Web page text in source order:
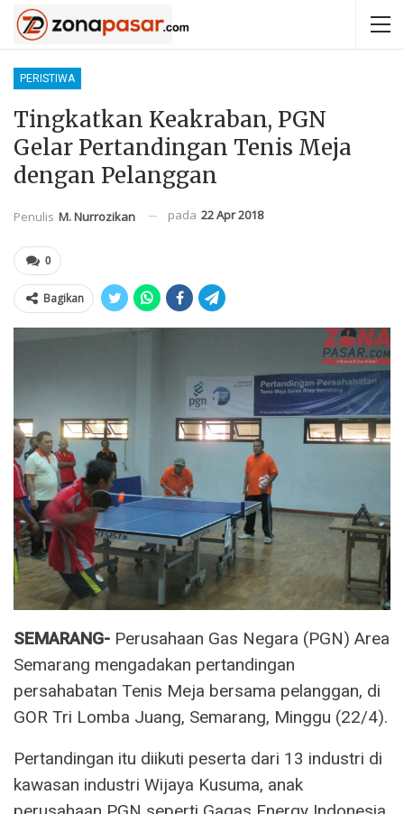
PERISTIWA
Tingkatkan Keakraban, PGN
Gelar Pertandingan Tenis Meja
dengan Pelanggan
Penulis M. Nurrozikan pada 22 Apr 2018
0
Bagikan
SEMARANG- Perusahaan Gas Negara (PGN) Area
Semarang mengadakan pertandingan
persahabatan Tenis Meja bersama pelanggan, di
GOR Tri Lomba Juang, Semarang, Minggu (22/4).
Pertandingan itu diikuti peserta dari 13 industri di
kawasan industri Wijaya Kusuma, anak